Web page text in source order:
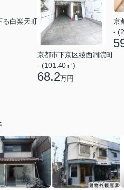
る白楽天町
京都市下京区綾西洞院町
- (101.40㎡)
68.2万円
京
-